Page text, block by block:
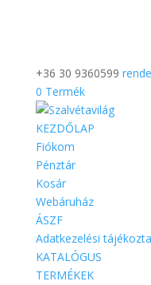
+36 30 9360599
0 Termék
KEZDŐLAP
Fiókom
Pénztár
Kosár
Webáruház
ÁSZF
Adatkezelési
KATALÓGUS
TERMÉKEK